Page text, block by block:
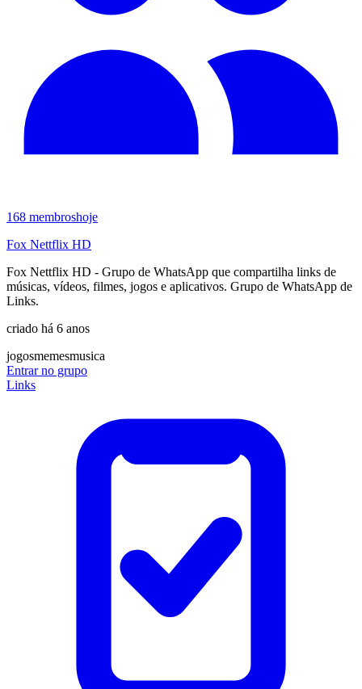
168 membroshoje
Fox Nettflix HD
Fox Nettflix HD - Grupo de WhatsApp que compartilha links de
músicas, vídeos, filmes, jogos e aplicativos. Grupo de WhatsApp de
Links.
criado há 6 anos
jogosmemesmusica
Entrar no grupo
Links